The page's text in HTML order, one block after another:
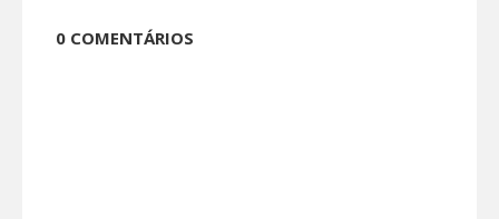
0 COMENTÁRIOS